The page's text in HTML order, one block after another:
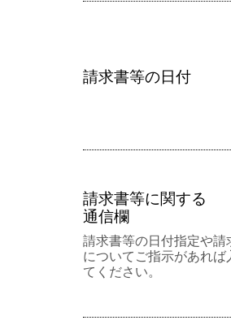
請求書等の日付
請求書等に関する
通信欄
請求書等の日付指定や請
についてご指示があれば
てください。